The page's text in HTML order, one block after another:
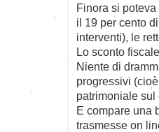
Finora si poteva
il 19 per cento
interventi), le
Lo sconto
Niente di
progressivi
patrimoniale sul
E compare una
trasmesse on